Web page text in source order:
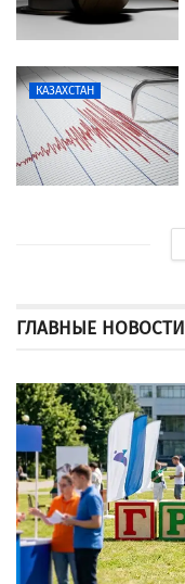
КАЗАХСТАН
ГЛАВНЫЕ НОВОСТИ